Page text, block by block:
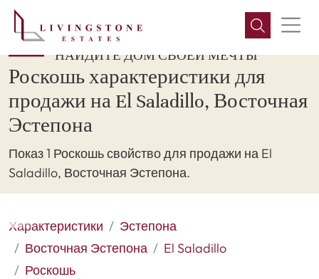
НАЙДИТЕ ДОМ СВОЕЙ МЕЧТЫ
Роскошь характеристики для
продажи на El Saladillo, Восточная
Эстепона
Показ 1 Роскошь свойство для продажи на El
Saladillo, Восточная Эстепона.
Характеристики
Эстепона
Восточная Эстепона
El Saladillo
Роскошь